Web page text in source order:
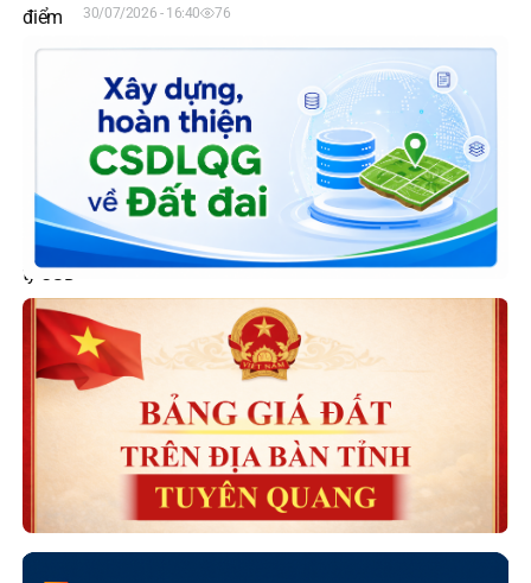
30/07/2026 - 16:40 76